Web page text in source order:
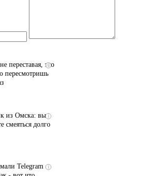
i
переставая, это
пересмотришь
i
из Омска: вы
смеяться долго
i
Telegram